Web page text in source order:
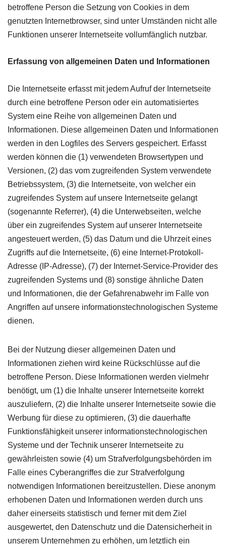
betroffene Person die Setzung von Cookies in dem
genutzten Internetbrowser, sind unter Umständen nicht alle
Funktionen unserer Internetseite vollumfänglich nutzbar.
Erfassung von allgemeinen Daten und Informationen
Die Internetseite erfasst mit jedem Aufruf der Internetseite
durch eine betroffene Person oder ein automatisiertes
System eine Reihe von allgemeinen Daten und
Informationen. Diese allgemeinen Daten und Informationen
werden in den Logfiles des Servers gespeichert. Erfasst
werden können die (1) verwendeten Browsertypen und
Versionen, (2) das vom zugreifenden System verwendete
Betriebssystem, (3) die Internetseite, von welcher ein
zugreifendes System auf unsere Internetseite gelangt
(sogenannte Referrer), (4) die Unterwebseiten, welche
über ein zugreifendes System auf unserer Internetseite
angesteuert werden, (5) das Datum und die Uhrzeit eines
Zugriffs auf die Internetseite, (6) eine Internet-Protokoll-
Adresse (IP-Adresse), (7) der Internet-Service-Provider des
zugreifenden Systems und (8) sonstige ähnliche Daten
und Informationen, die der Gefahrenabwehr im Falle von
Angriffen auf unsere informationstechnologischen Systeme
dienen.
Bei der Nutzung dieser allgemeinen Daten und
Informationen ziehen wird keine Rückschlüsse auf die
betroffene Person. Diese Informationen werden vielmehr
benötigt, um (1) die Inhalte unserer Internetseite korrekt
auszuliefern, (2) die Inhalte unserer Internetseite sowie die
Werbung für diese zu optimieren, (3) die dauerhafte
Funktionsfähigkeit unserer informationstechnologischen
Systeme und der Technik unserer Internetseite zu
gewährleisten sowie (4) um Strafverfolgungsbehörden im
Falle eines Cyberangriffes die zur Strafverfolgung
notwendigen Informationen bereitzustellen. Diese anonym
erhobenen Daten und Informationen werden durch uns
daher einerseits statistisch und ferner mit dem Ziel
ausgewertet, den Datenschutz und die Datensicherheit in
unserem Unternehmen zu erhöhen, um letztlich ein